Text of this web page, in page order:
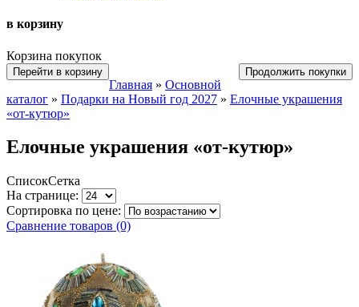
в корзину
Корзина покупок
Перейти в корзину Продолжить покупки
Главная » Основной
каталог » Подарки на Новый год 2027 » Елочные украшения
«от-кутюр»
Елочные украшения «от-кутюр»
СписокСетка
На странице:
Сортировка по цене:
Сравнение товаров (0)